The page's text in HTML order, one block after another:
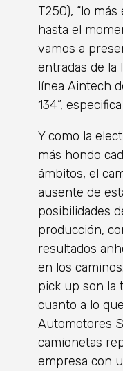
T250), “lo
hasta el
vamos a
entradas de la
línea Aintech
134”,
Y como la
más hondo
ámbitos, el
ausente de
posibilidades
producción,
resultados
en los
pick up son la
cuanto a lo
Automotores
camionetas
empresa con